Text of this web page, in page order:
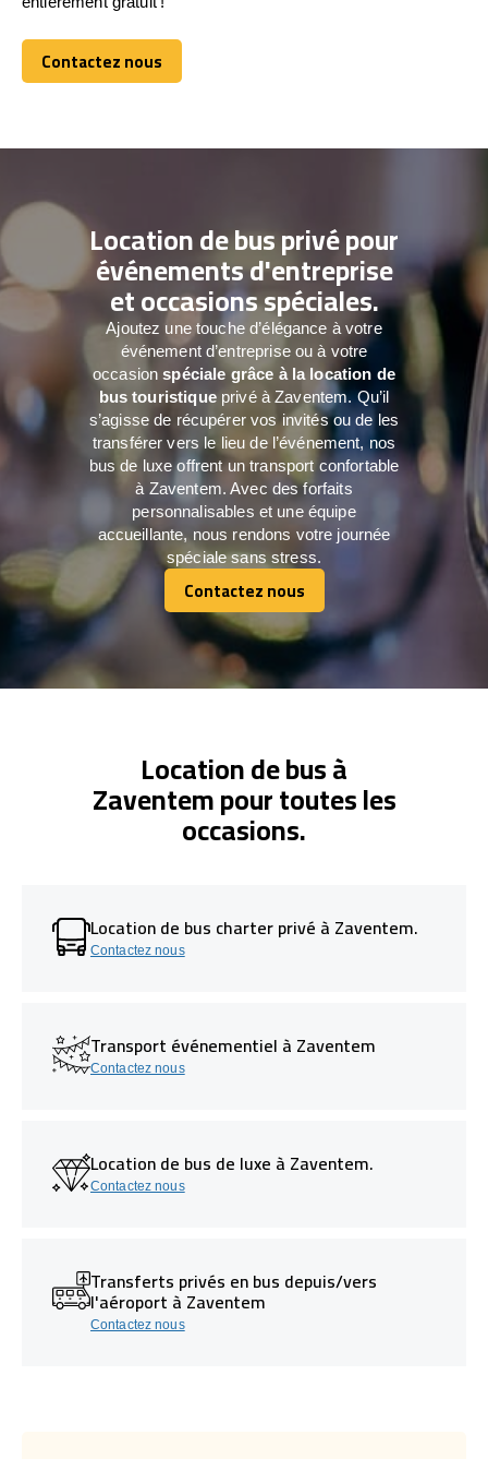
Contactez nous
Contactez nous
Location de bus privé pour
événements d'entreprise
et occasions spéciales.
Ajoutez une touche d’élégance à votre
événement d’entreprise ou à votre
occasionspéciale grâce à la location de
bus touristiqueprivé à Zaventem. Qu’il
s’agisse de récupérer vos invités ou de les
transférer vers le lieu de l’événement, nos
bus de luxe offrent un transport confortable
à Zaventem. Avec des forfaits
personnalisables et une équipe
accueillante, nous rendons votre journée
spéciale sans stress.
Contactez nous
Contactez nous
Location de bus à
Zaventem pour toutes les
occasions.
Location de bus charter privé à Zaventem.
Contactez nous
Transport événementiel à Zaventem
Contactez nous
Location de bus de luxe à Zaventem.
Contactez nous
Transferts privés en bus depuis/vers
l'aéroport à Zaventem
Contactez nous